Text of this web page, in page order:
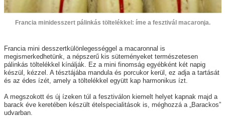
Francia minidesszert pálinkás töltelékkel: íme a fesztivál macaronja.
Francia mini desszertkülönlegességgel a macaronnal is
megismerkedhetünk, a népszerű kis süteményeket természetesen
pálinkás töltelékkel kínálják. Ez a mini finomság egyébként két napig
készül, kézzel. A tésztájába mandula és porcukor kerül, ez adja a tartását
és az édes ízét, amely a töltelékkel együtt kap harmonikus ízt.
A megszokott és új ízeken túl a fesztiválon kiemelt helyet kapnak majd a
barack éve keretében készült ételspecialitások is, méghozzá a „Barackos”
udvarban.